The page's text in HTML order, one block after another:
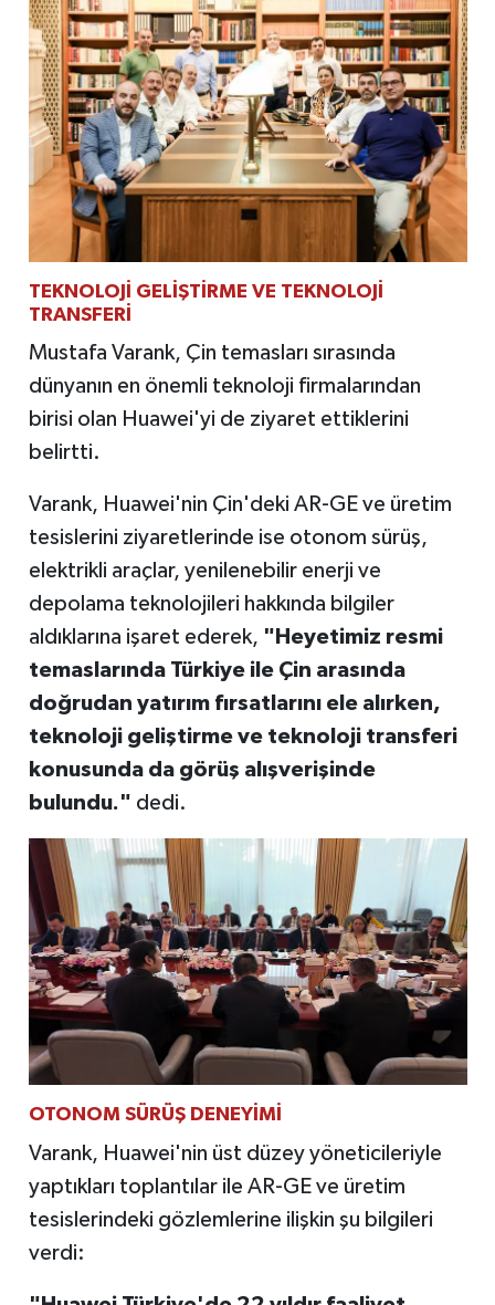
TEKNOLOJİ GELİŞTİRME VE TEKNOLOJİ
TRANSFERİ
Mustafa Varank, Çin temasları sırasında
dünyanın en önemli teknoloji firmalarından
birisi olan Huawei'yi de ziyaret ettiklerini
belirtti.
Varank, Huawei'nin Çin'deki AR-GE ve üretim
tesislerini ziyaretlerinde ise otonom sürüş,
elektrikli araçlar, yenilenebilir enerji ve
depolama teknolojileri hakkında bilgiler
aldıklarına işaret ederek, "Heyetimiz resmi
temaslarında Türkiye ile Çin arasında
doğrudan yatırım fırsatlarını ele alırken,
teknoloji geliştirme ve teknoloji transferi
konusunda da görüş alışverişinde
bulundu." dedi.
OTONOM SÜRÜŞ DENEYİMİ
Varank, Huawei'nin üst düzey yöneticileriyle
yaptıkları toplantılar ile AR-GE ve üretim
tesislerindeki gözlemlerine ilişkin şu bilgileri
verdi: